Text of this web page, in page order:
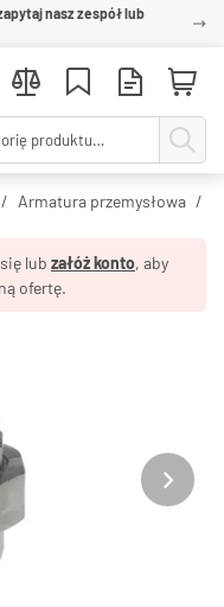
nasz zespół lub
Armatura przemysłowa
lub załóż konto, aby
ofertę.